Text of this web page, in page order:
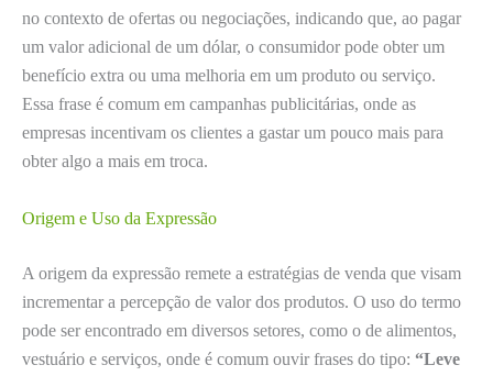
no contexto de ofertas ou negociações, indicando que, ao pagar
um valor adicional de um dólar, o consumidor pode obter um
benefício extra ou uma melhoria em um produto ou serviço.
Essa frase é comum em campanhas publicitárias, onde as
empresas incentivam os clientes a gastar um pouco mais para
obter algo a mais em troca.
Origem e Uso da Expressão
A origem da expressão remete a estratégias de venda que visam
incrementar a percepção de valor dos produtos. O uso do termo
pode ser encontrado em diversos setores, como o de alimentos,
vestuário e serviços, onde é comum ouvir frases do tipo: “Leve